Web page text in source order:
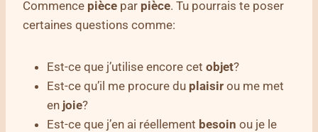
Commence pièce par pièce. Tu pourrais te poser
certaines questions comme:
Est-ce que j’utilise encore cet objet?
Est-ce qu’il me procure du plaisir ou me met
en joie?
Est-ce que j’en ai réellement besoin ou je le